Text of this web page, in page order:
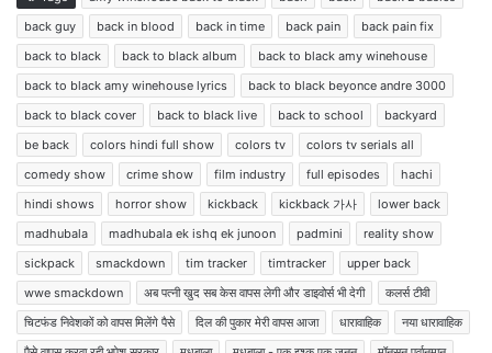
back guy
back in blood back in time back pain
back pain fix
back to black
back to black album
back to black amy winehouse
back to black amy winehouse lyrics
back to black beyonce andre 3000
back to black cover
back to black live back to school
backyard
be back
colors hindi full show colors tv
colors tv serials all
comedy show
crime show film industry full episodes
hachi
hindi shows
horror show kickback kickback 가사
lower back
madhubala
madhubala ek ishq ek junoon padmini
reality show
sickpack
smackdown tim tracker timtracker
upper back
wwe smackdown
अब पत्नी खुद सब केस वापस लेगी और डाइवोर्स भी देगी
कलर्स टीवी
चिटफंड निवेशकों को वापस मिलेंगे पैसे
दिल की पुकार मेरी वापस आजा धारावाहिक
नया धारावाहिक